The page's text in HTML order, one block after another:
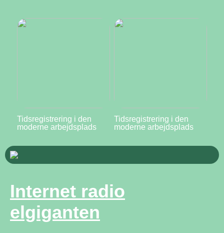
Tidsregistrering i den
moderne arbejdsplads
Tidsregistrering i den
moderne arbejdsplads
Internet radio
elgiganten